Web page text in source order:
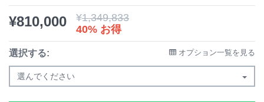
¥810,000 ¥1,349,833
40% お得
選択する: オプション一覧を見る
選んでください